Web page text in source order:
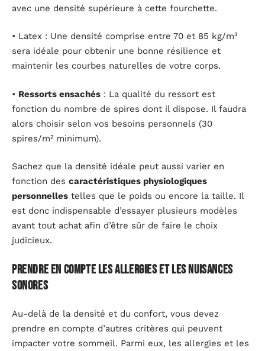
avec une densité supérieure à cette fourchette.
• Latex : Une densité comprise entre 70 et 85 kg/m³
sera idéale pour obtenir une bonne résilience et
maintenir les courbes naturelles de votre corps.
• Ressorts ensachés : La qualité du ressort est
fonction du nombre de spires dont il dispose. Il faudra
alors choisir selon vos besoins personnels (30
spires/m² minimum).
Sachez que la densité idéale peut aussi varier en
fonction des caractéristiques physiologiques
personnelles telles que le poids ou encore la taille. Il
est donc indispensable d’essayer plusieurs modèles
avant tout achat afin d’être sûr de faire le choix
judicieux.
Prendre en compte les allergies et les nuisances
sonores
Au-delà de la densité et du confort, vous devez
prendre en compte d’autres critères qui peuvent
impacter votre sommeil. Parmi eux, les allergies et les